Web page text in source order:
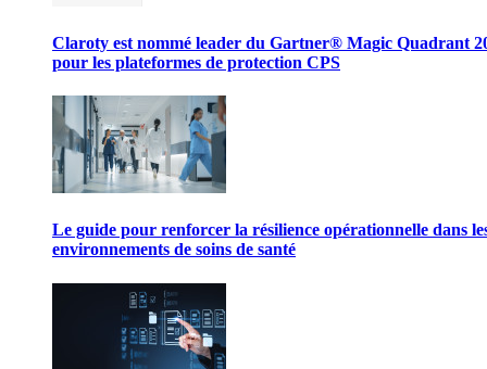
Claroty est nommé leader du Gartner® Magic Quadrant
pour les plateformes de protection CPS
Le guide pour renforcer la résilience opérationnelle dans
environnements de soins de santé